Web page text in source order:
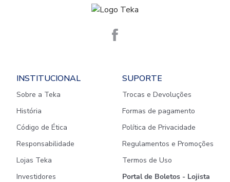
INSTITUCIONAL
Sobre a Teka
História
Código de Ética
Responsabilidade
Lojas Teka
Investidores
SUPORTE
Trocas e Devoluções
Formas de pagamento
Política de Privacidade
Regulamentos e Promoções
Termos de Uso
Portal de Boletos - Lojista